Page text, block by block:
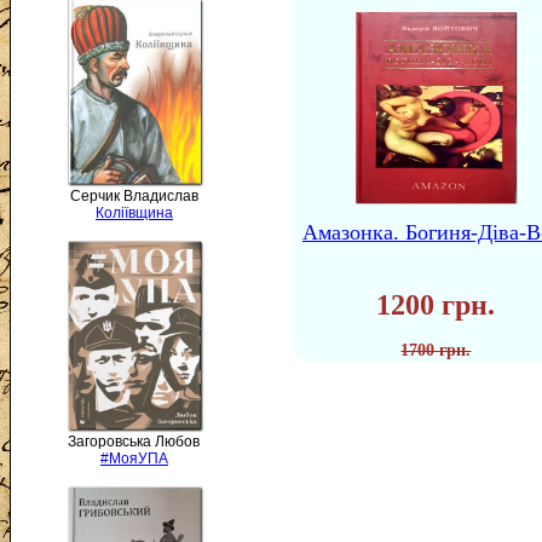
Серчик Владислав
Коліївщина
Загоровська Любов
#МояУПА
Амазонка. Богиня-Діва-
1200 грн.
1700 грн.